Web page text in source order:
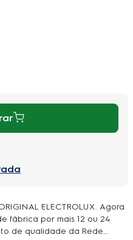
ELECTROLUX. Agora
fábrica por mais 12 ou 24
de qualidade da Rede